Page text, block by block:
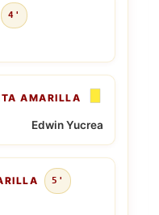
4'
AMARILLA
Edwin Yucrea
5'